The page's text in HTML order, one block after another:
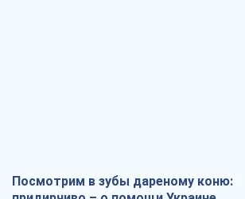
Посмотрим в зубы дареному коню: